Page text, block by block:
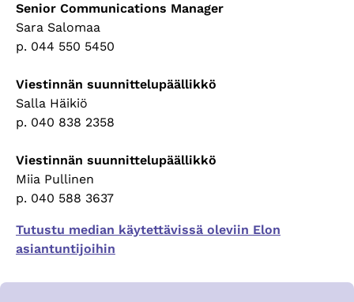
Senior Communications Manager
Sara Salomaa
p. 044 550 5450
Viestinnän suunnittelupäällikkö
Salla Häikiö
p. 040 838 2358
Viestinnän suunnittelupäällikkö
Miia Pullinen
p. 040 588 3637
Tutustu median käytettävissä oleviin Elon
asiantuntijoihin